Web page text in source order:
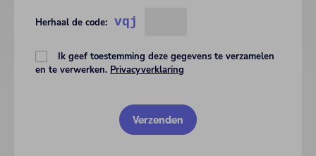
Herhaal de code: vqj
Ik geef toestemming deze gegevens te verzamelen
en te verwerken. Privacyverklaring